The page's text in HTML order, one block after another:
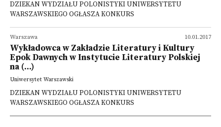
DZIEKAN WYDZIAŁU POLONISTYKI UNIWERSYTETU
WARSZAWSKIEGO OGŁASZA KONKURS
10.01.2017
Warszawa
Wykładowca w Zakładzie Literatury i Kultury
Epok Dawnych w Instytucie Literatury Polskiej
na (...)
Uniwersytet Warszawski
DZIEKAN WYDZIAŁU POLONISTYKI UNIWERSYTETU
WARSZAWSKIEGO OGŁASZA KONKURS